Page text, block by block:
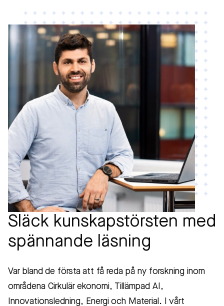
Släck kunskapstörsten med
spännande läsning
Var bland de första att få reda på ny forskning inom
områdena Cirkulär ekonomi, Tillämpad AI,
Innovationsledning, Energi och Material. I vårt